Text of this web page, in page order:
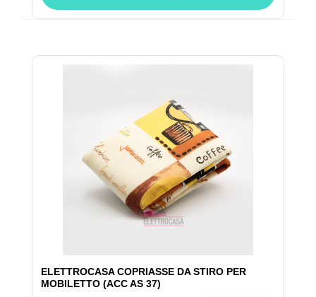
ELETTROCASA COPRIASSE DA STIRO PER
MOBILETTO (ACC AS 37)